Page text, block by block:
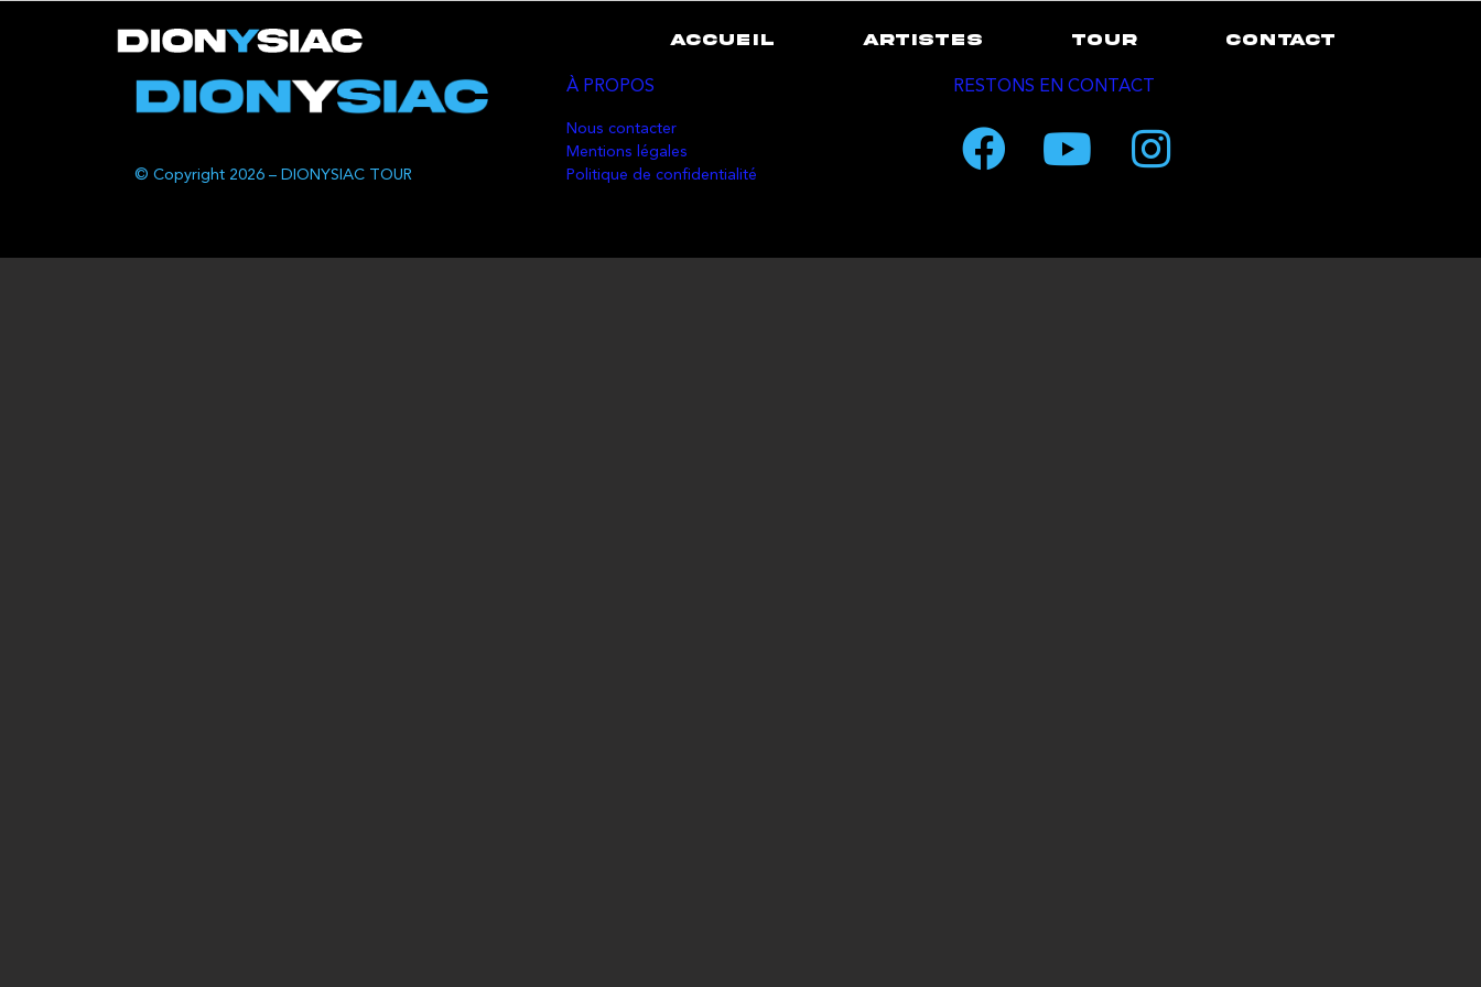
ACCUEIL ARTISTES TOUR CONTACT
© Copyright 2026 – DIONYSIAC TOUR
À PROPOS
Nous contacter
Mentions légales
Politique de confidentialité
RESTONS EN CONTACT